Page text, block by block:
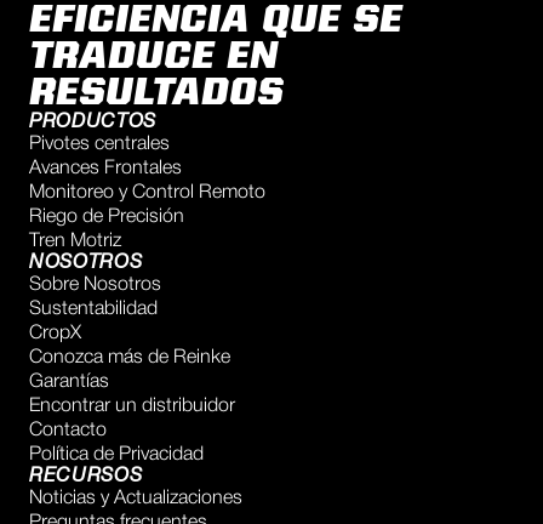
EFICIENCIA QUE SE
TRADUCE EN
RESULTADOS
PRODUCTOS
Pivotes centrales
Avances Frontales
Monitoreo y Control Remoto
Riego de Precisión
Tren Motriz
NOSOTROS
Sobre Nosotros
Sustentabilidad
CropX
Conozca más de Reinke
Garantías
Encontrar un distribuidor
Contacto
Política de Privacidad
RECURSOS
Noticias y Actualizaciones